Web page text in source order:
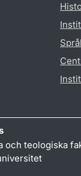
och teologiska